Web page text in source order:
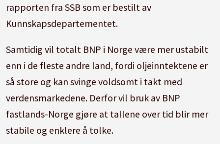
rapporten fra SSB som er bestilt av
Kunnskapsdepartementet.
Samtidig vil totalt BNP i Norge være mer ustabilt
enn i de fleste andre land, fordi oljeinntektene er
så store og kan svinge voldsomt i takt med
verdensmarkedene. Derfor vil bruk av BNP
fastlands-Norge gjøre at tallene over tid blir mer
stabile og enklere å tolke.